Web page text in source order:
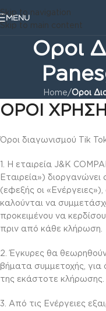
Skip to navigation
Skip to main content
MENU
Οροι
Home/Οροι
ΟΡΟΙ
Όροι διαγωνισμού Tik
1. Η εταιρεία J&K
Εταιρεία»)
(εφεξής οι «Ενέργειες»),
καλούνται να
προκειμένου να
πριν από κάθε κλήρωση.
2. Έγκυρες θα
βήματα συμμετοχής, για
της εκάστοτε κλήρωσης.
3. Από τις Ενέργειες